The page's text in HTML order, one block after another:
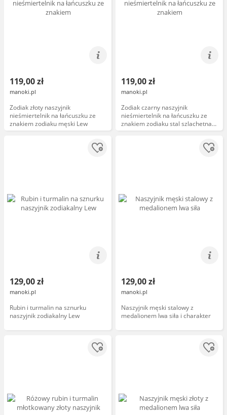
119,00 zł
manoki.pl
Zodiak złoty naszyjnik
nieśmiertelnik na łańcuszku ze
znakiem zodiaku męski Lew
119,00 zł
manoki.pl
Zodiak czarny naszyjnik
nieśmiertelnik na łańcuszku ze
znakiem zodiaku stal szlachetna
Lew
129,00 zł
manoki.pl
Rubin i turmalin na sznurku
naszyjnik zodiakalny Lew
129,00 zł
manoki.pl
Naszyjnik męski stalowy z
medalionem lwa siła i charakter